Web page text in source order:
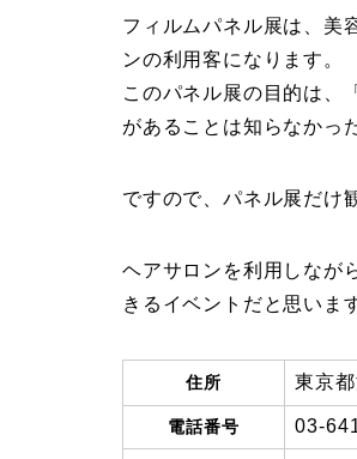
フィルムパネル展は、美
ンの利用客になります。
このパネル展の目的は、
があることは知らなかっ
ですので、パネル展だけ
ヘアサロンを利用しなが
きるイベントだと思いま
住所 東京
電話番号 03-